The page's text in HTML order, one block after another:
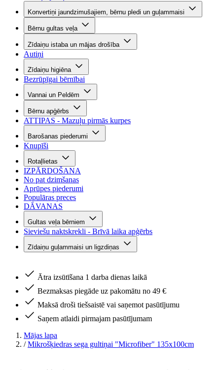
Konvertiņi jaundzimušajiem, bērnu pledi un guļammaisi
Bērnu gultas veļa
Zīdaiņu istaba un mājas drošība
Autiņi
Zīdaiņu higiēna
Bezrūpīgai bērnībai
Vannai un Peldēm
Bērnu apģērbs
ATTIPAS - Mazuļu pirmās kurpes
Barošanas piederumi
Knupīši
Rotaļlietas
IZPĀRDOŠANA
No pat dzimšanas
Aprūpes piederumi
Populāras preces
DĀVANAS
Gultas veļa bērniem
Sieviešu naktskrekli - Brīvā laika apģērbs
Zīdaiņu guļammaisi un ligzdiņas
Ātra izsūtīšana 1 darba dienas laikā
Bezmaksas piegāde uz pakomātu no 49 €
Maksā droši tiešsaistē vai saņemot pasūtījumu
Saņem atlaidi pirmajam pasūtījumam
Mājas lapa
/ Mikrošķiedras sega gultiņai "Microfiber" 135x100cm